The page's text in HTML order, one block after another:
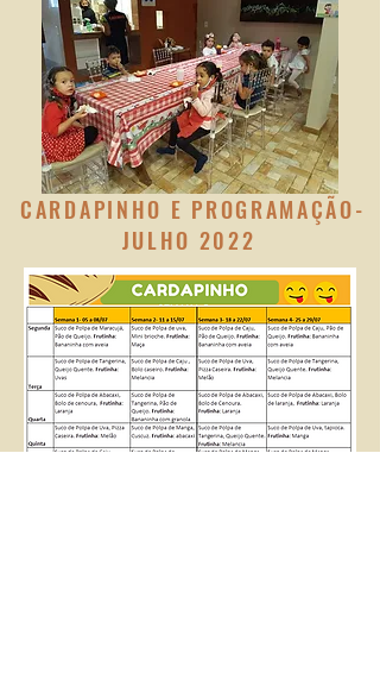
CARDAPINHO E PROGRAMAÇÃO-
JULHO 2022